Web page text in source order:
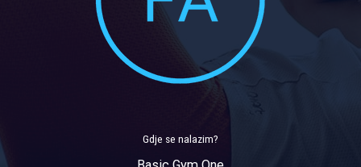
Gdje se nalazim?